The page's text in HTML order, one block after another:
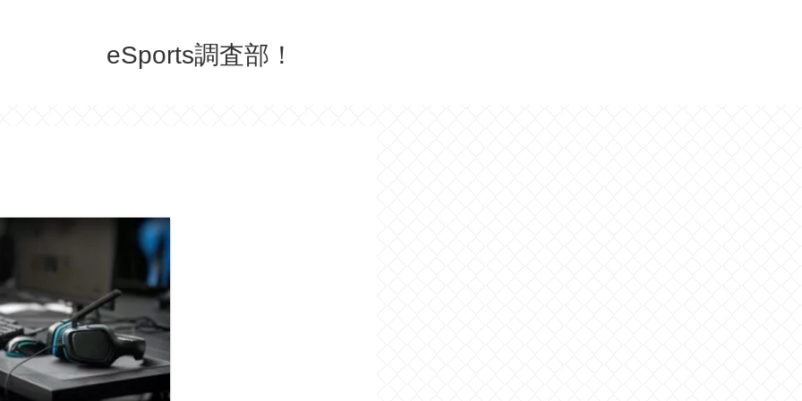
eSports調査部！